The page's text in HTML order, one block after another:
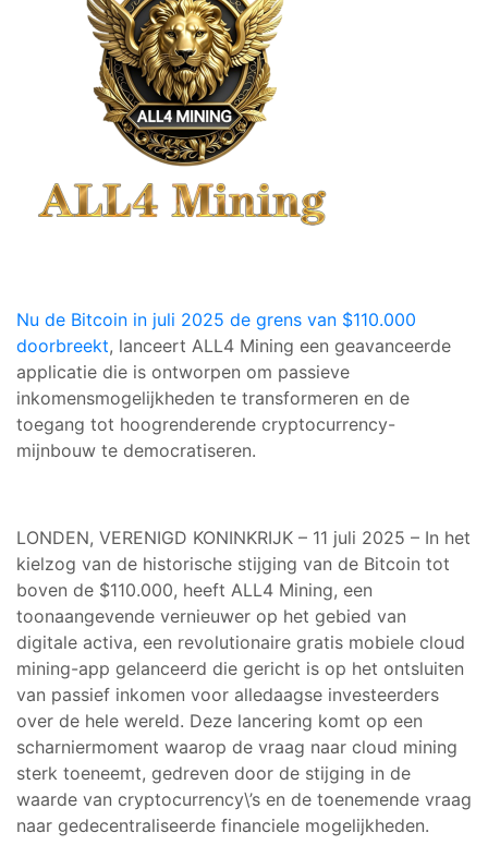
Nu de Bitcoin in juli 2025 de grens van $110.000
doorbreekt, lanceert ALL4 Mining een geavanceerde
applicatie die is ontworpen om passieve
inkomensmogelijkheden te transformeren en de
toegang tot hoogrenderende cryptocurrency-
mijnbouw te democratiseren.
LONDEN, VERENIGD KONINKRIJK – 11 juli 2025 – In het
kielzog van de historische stijging van de Bitcoin tot
boven de $110.000, heeft ALL4 Mining, een
toonaangevende vernieuwer op het gebied van
digitale activa, een revolutionaire gratis mobiele cloud
mining-app gelanceerd die gericht is op het ontsluiten
van passief inkomen voor alledaagse investeerders
over de hele wereld. Deze lancering komt op een
scharniermoment waarop de vraag naar cloud mining
sterk toeneemt, gedreven door de stijging in de
waarde van cryptocurrency\’s en de toenemende vraag
naar gedecentraliseerde financiele mogelijkheden.